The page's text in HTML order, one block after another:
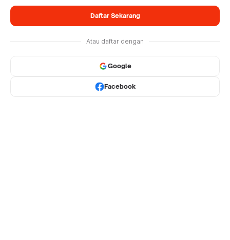
Daftar Sekarang
Atau daftar dengan
Google
Facebook